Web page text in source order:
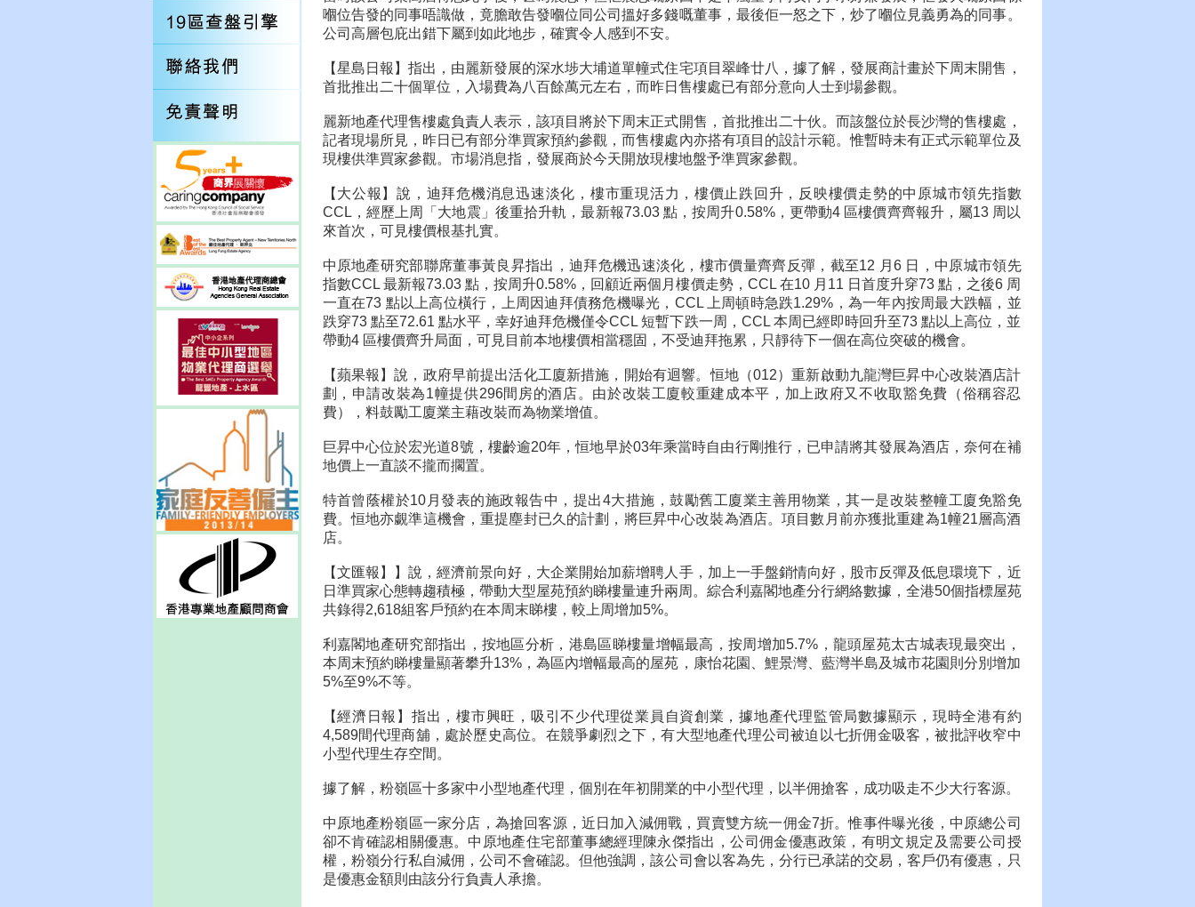
嗰位告發的同事唔識做，竟膽敢告發嗰位同公司搵好多錢嘅董事，最後佢一怒之下，炒了嗰位見義勇為的同事。
公司高層包庇出錯下屬到如此地步，確實令人感到不安。
【星島日報】指出，由麗新發展的深水埗大埔道單幢式住宅項目翠峰廿八，據了解，發展商計畫於下周末開售，
首批推出二十個單位，入場費為八百餘萬元左右，而昨日售樓處已有部分意向人士到場參觀。
麗新地產代理售樓處負責人表示，該項目將於下周末正式開售，首批推出二十伙。而該盤位於長沙灣的售樓處，
記者現場所見，昨日已有部分準買家預約參觀，而售樓處內亦搭有項目的設計示範。惟暫時未有正式示範單位及
現樓供準買家參觀。市場消息指，發展商於今天開放現樓地盤予準買家參觀。
【大公報】說，迪拜危機消息迅速淡化，樓市重現活力，樓價止跌回升，反映樓價走勢的中原城市領先指數
CCL，經歷上周「大地震」後重拾升軌，最新報73.03 點，按周升0.58%，更帶動4 區樓價齊齊報升，屬13 周以
來首次，可見樓價根基扎實。
中原地產研究部聯席董事黃良昇指出，迪拜危機迅速淡化，樓市價量齊齊反彈，截至12 月6 日，中原城市領先
指數CCL 最新報73.03 點，按周升0.58%，回顧近兩個月樓價走勢，CCL 在10 月11 日首度升穿73 點，之後6 周
一直在73 點以上高位橫行，上周因迪拜債務危機曝光，CCL 上周頓時急跌1.29%，為一年內按周最大跌幅，並
跌穿73 點至72.61 點水平，幸好迪拜危機僅令CCL 短暫下跌一周，CCL 本周已經即時回升至73 點以上高位，並
帶動4 區樓價齊升局面，可見目前本地樓價相當穩固，不受迪拜拖累，只靜待下一個在高位突破的機會。
【蘋果報】說，政府早前提出活化工廈新措施，開始有迴響。恒地（012）重新啟動九龍灣巨昇中心改裝酒店計
劃，申請改裝為1幢提供296間房的酒店。由於改裝工廈較重建成本平，加上政府又不收取豁免費（俗稱容忍
費），料鼓勵工廈業主藉改裝而為物業增值。
巨昇中心位於宏光道8號，樓齡逾20年，恒地早於03年乘當時自由行剛推行，已申請將其發展為酒店，奈何在補
地價上一直談不攏而擱置。
特首曾蔭權於10月發表的施政報告中，提出4大措施，鼓勵舊工廈業主善用物業，其一是改裝整幢工廈免豁免
費。恒地亦覷準這機會，重提塵封已久的計劃，將巨昇中心改裝為酒店。項目數月前亦獲批重建為1幢21層高酒
店。
【文匯報】】說，經濟前景向好，大企業開始加薪增聘人手，加上一手盤銷情向好，股市反彈及低息環境下，近
日準買家心態轉趨積極，帶動大型屋苑預約睇樓量連升兩周。綜合利嘉閣地產分行網絡數據，全港50個指標屋苑
共錄得2,618組客戶預約在本周末睇樓，較上周增加5%。
利嘉閣地產研究部指出，按地區分析，港島區睇樓量增幅最高，按周增加5.7%，龍頭屋苑太古城表現最突出，
本周末預約睇樓量顯著攀升13%，為區內增幅最高的屋苑，康怡花園、鯉景灣、藍灣半島及城市花園則分別增加
5%至9%不等。
【經濟日報】指出，樓市興旺，吸引不少代理從業員自資創業，據地產代理監管局數據顯示，現時全港有約
4,589間代理商舖，處於歷史高位。在競爭劇烈之下，有大型地產代理公司被迫以七折佣金吸客，被批評收窄中
小型代理生存空間。
據了解，粉嶺區十多家中小型地產代理，個別在年初開業的中小型代理，以半佣搶客，成功吸走不少大行客源。
中原地產粉嶺區一家分店，為搶回客源，近日加入減佣戰，買賣雙方統一佣金7折。惟事件曝光後，中原總公司
卻不肯確認相關優惠。中原地產住宅部董事總經理陳永傑指出，公司佣金優惠政策，有明文規定及需要公司授
權，粉嶺分行私自減佣，公司不會確認。但他強調，該公司會以客為先，分行已承諾的交易，客戶仍有優惠，只
是優惠金額則由該分行負責人承擔。